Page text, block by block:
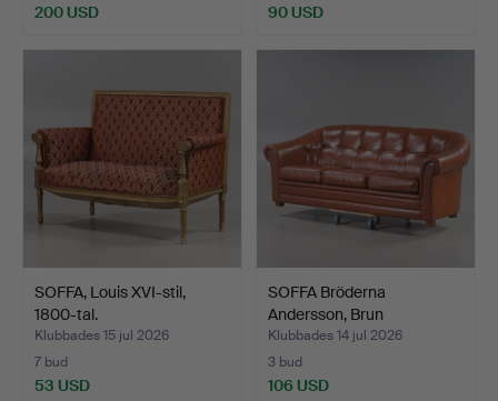
200 USD 90 USD
SOFFA, Louis XVI-stil,
1800-tal.
Klubbades 15 jul 2026
7 bud
53 USD
SOFFA Bröderna
Andersson, Brun
läderklädse…
Klubbades 14 jul 2026
3 bud
106 USD